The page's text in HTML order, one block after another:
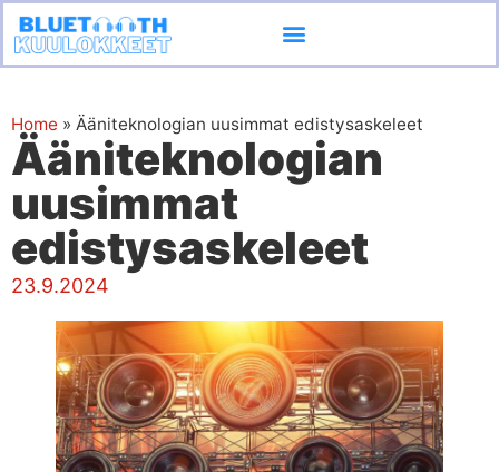
Home » Ääniteknologian uusimmat edistysaskeleet
Ääniteknologian
uusimmat
edistysaskeleet
23.9.2024